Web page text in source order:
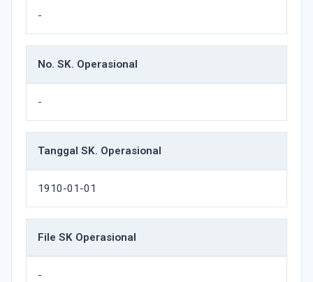
-
No. SK. Operasional
-
Tanggal SK. Operasional
1910-01-01
File SK Operasional
-